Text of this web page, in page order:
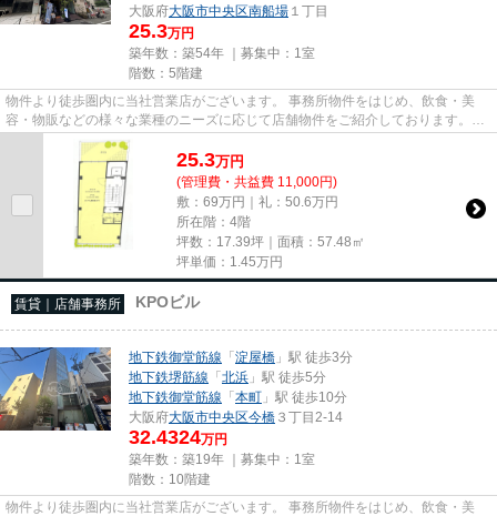
大阪府大阪市中央区南船場 １丁目
25.3万円
築年数：築54年 ｜募集中： 1室
階数：5階建
物件より徒歩圏内に当社営業店がございます。 事務所物件をはじめ、飲食・美
容・物販などの様々な業種のニーズに応じて店舗物件をご紹介しております。
尚、弊社ではおとり広告は一切...
25.3万円
(管理費・共益費 11,000円)
敷：69万円｜礼：50.6万円
所在階：4階
坪数：17.39坪｜面積：57.48㎡
坪単価： 1.45万円
賃貸｜店舗事務所 KPOビル
地下鉄御堂筋線 「淀屋橋 」駅 徒歩3分
地下鉄堺筋線 「北浜 」駅 徒歩5分
地下鉄御堂筋線 「本町 」駅 徒歩10分
大阪府大阪市中央区今橋 ３丁目2-14
32.4324万円
築年数：築19年 ｜募集中： 1室
階数：10階建
物件より徒歩圏内に当社営業店がございます。 事務所物件をはじめ、飲食・美